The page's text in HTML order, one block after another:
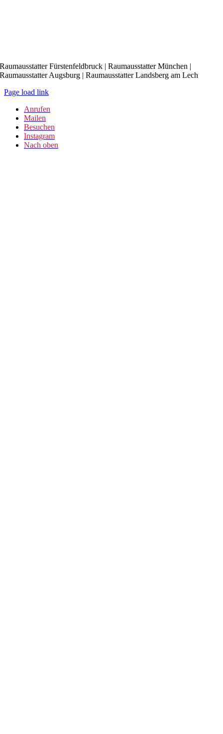
Raumausstatter Fürstenfeldbruck | Raumausstatter München |
Raumausstatter Augsburg | Raumausstatter Landsberg am Lech
Page load link
Anrufen
Mailen
Besuchen
Instagram
Nach oben